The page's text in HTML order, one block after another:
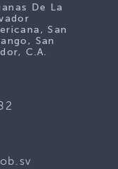
De La
San
San
C.A.